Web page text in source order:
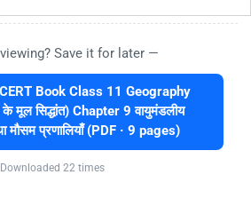
Save it for later —
Book Class 11 Geography
के मूल सिद्धांत) Chapter 9 वायुमंडलीय
मौसम प्रणालियाँ (PDF · 9 pages)
Downloaded 22 times